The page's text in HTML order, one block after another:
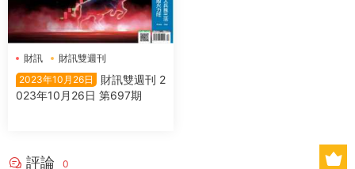
財訊
財訊雙週刊
2023年10月26日
財訊雙週刊 2
023年10月26日 第697期
評論 0